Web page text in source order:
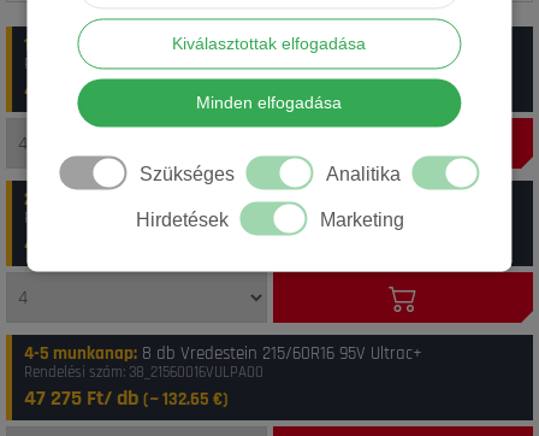
1-4 munkanap 8 db Vredestein 215/60R16 95V Ultrac+
Rendelési szám: 41_8714692995316
41 975 Ft/ db €)
2-3 munkanap 20 db Vredestein 215/60R16 95V Ultrac+
Rendelési szám: 39_21560016VULPA00
47 175 Ft/ db
4-5 munkanap: 8 db Vredestein 215/60R16 95V Ultrac+
Rendelési szám: 38_21560016VULPA00
47 275 Ft/ db (~132.65 €)
Kiválasztottak elfogadása
Minden elfogadása
Szükséges Analitika
Hirdetések Marketing